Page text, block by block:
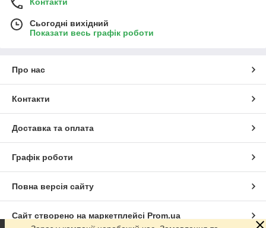
Сьогодні вихідний
Показати весь графік роботи
Про нас
Контакти
Доставка та оплата
Графік роботи
Повна версія сайту
Сайт створено на маркетплейсі Prom.ua